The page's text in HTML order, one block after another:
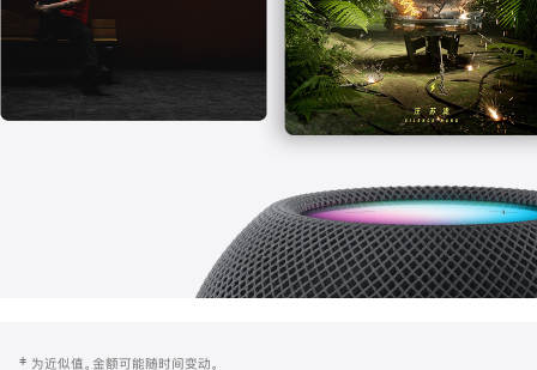
‡ 为近似值。金额可能随时间变动。